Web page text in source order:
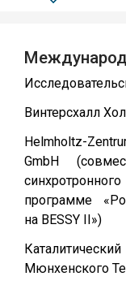
Винтерсхалл
Helmholtz-
GmbH
программе
на BESSY II»)
Мюнхенского